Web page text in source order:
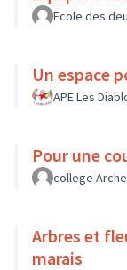
Ecole des
Un espace
APE Les
Pour une
college
Arbres et
marais